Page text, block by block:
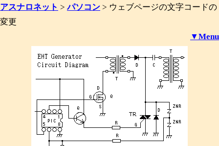
アスナロネット > パソコン > ウェブページの文字コードの
変更
▼Menu